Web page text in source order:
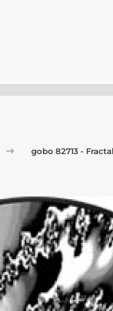
gobo 82713 -